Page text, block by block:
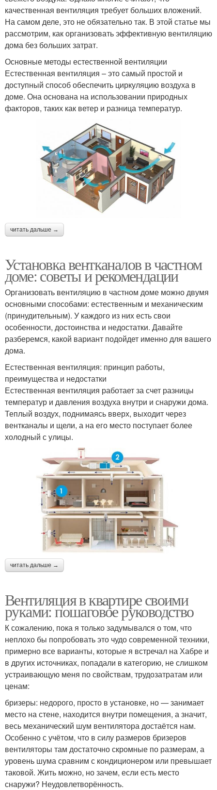
качественная вентиляция требует больших вложений.
На самом деле, это не обязательно так. В этой статье мы
рассмотрим, как организовать эффективную вентиляцию
дома без больших затрат.
Основные методы естественной вентиляции
Естественная вентиляция – это самый простой и
доступный способ обеспечить циркуляцию воздуха в
доме. Она основана на использовании природных
факторов, таких как ветер и разница температур.
читать дальше →
Установка вентканалов в частном
доме: советы и рекомендации
Организовать вентиляцию в частном доме можно двумя
основными способами: естественным и механическим
(принудительным). У каждого из них есть свои
особенности, достоинства и недостатки. Давайте
разберемся, какой вариант подойдет именно для вашего
дома.
Естественная вентиляция: принцип работы,
преимущества и недостатки
Естественная вентиляция работает за счет разницы
температур и давления воздуха внутри и снаружи дома.
Теплый воздух, поднимаясь вверх, выходит через
вентканалы и щели, а на его место поступает более
холодный с улицы.
читать дальше →
Вентиляция в квартире своими
руками: пошаговое руководство
К сожалению, пока я только задумывался о том, что
неплохо бы попробовать это чудо современной техники,
примерно все варианты, которые я встречал на Хабре и
в других источниках, попадали в категорию, не слишком
устраивающую меня по свойствам, трудозатратам или
ценам:
бризеры: недорого, просто в установке, но — занимает
место на стене, находится внутри помещения, а значит,
весь механический шум вентилятора достаётся нам.
Особенно с учётом, что в силу размеров бризеров
вентиляторы там достаточно скромные по размерам, а
уровень шума сравним с кондиционером или превышает
таковой. Жить можно, но зачем, если есть место
снаружи? Неудовлетворённость.